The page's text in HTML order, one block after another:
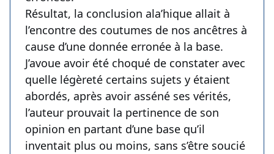
Résultat, la conclusion ala’hique allait à
l’encontre des coutumes de nos ancêtres à
cause d’une donnée erronée à la base.
J’avoue avoir été choqué de constater avec
quelle légèreté certains sujets y étaient
abordés, après avoir asséné ses vérités,
l’auteur prouvait la pertinence de son
opinion en partant d’une base qu’il
inventait plus ou moins, sans s’être soucié